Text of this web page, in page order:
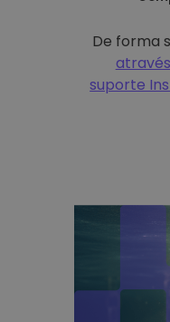
De forma
suporte